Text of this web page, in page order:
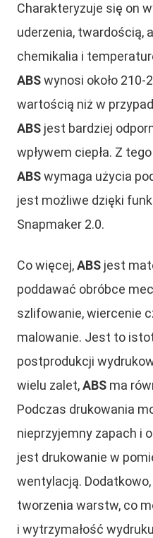
Charakteryzuje się on
uderzenia, twardością,
chemikalia i
ABSwynosi około 210-
wartością niż w
ABS jest bardziej
wpływem ciepła. Z
ABSwymaga użycia
jest możliwe dzięki
Snapmaker 2.0.
Co więcej,ABS jest
poddawać obróbce
szlifowanie, wiercenie
malowanie. Jest to
postprodukcji
wielu zalet,ABS ma
Podczas drukowania
nieprzyjemny zapach i
jest drukowanie w
wentylacją. Dodatkowo,
tworzenia warstw, co
i wytrzymałość